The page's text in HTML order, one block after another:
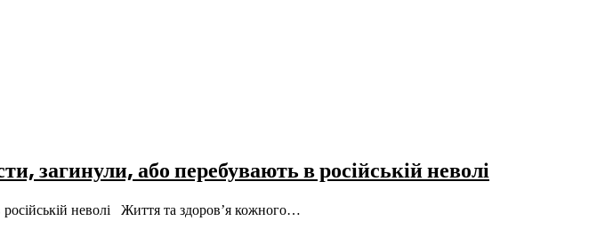
загинули, або перебувають в російській неволі
російській неволі Життя та здоров’я кожного…